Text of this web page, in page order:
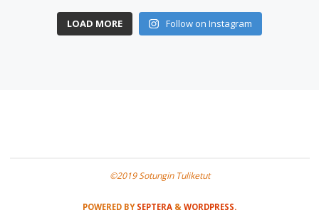
LOAD MORE Follow on Instagram
©2019 Sotungin Tuliketut
POWERED BYSEPTERA & WORDPRESS.